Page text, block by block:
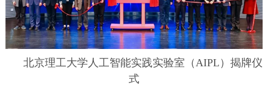
北京理工大学人工智能实践实验室（AIPL）揭牌仪
式